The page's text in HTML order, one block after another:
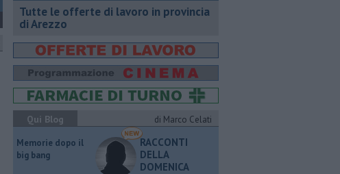
​Tutte le offerte di lavoro in provincia
di Arezzo
Qui Blog
di Marco Celati
Memorie dopo il
big bang
RACCONTI
DELLA
DOMENICA